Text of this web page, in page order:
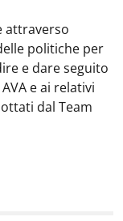
attraverso
politiche per
e dare seguito
e ai relativi
dal Team